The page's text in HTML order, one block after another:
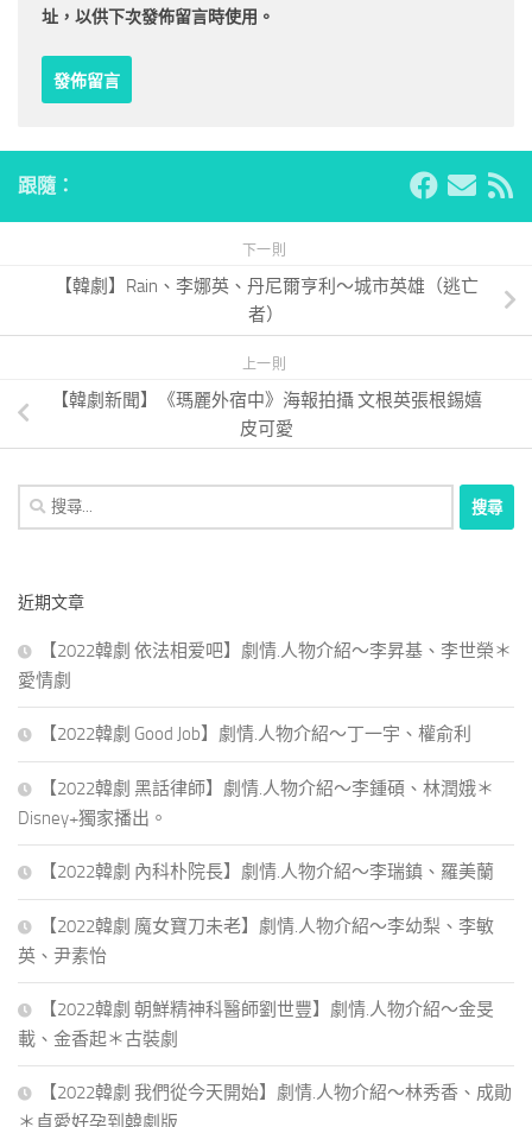
址，以供下次發佈留言時使用。
跟隨：
下一則
【韓劇】Rain、李娜英、丹尼爾亨利～城市英雄（逃亡
者）
上一則
【韓劇新聞】《瑪麗外宿中》海報拍攝 文根英張根錫嬉
皮可愛
搜
尋
字:
近期文章
【2022韓劇 依法相爱吧】劇情.人物介紹～李昇基、李世榮＊
愛情劇
【2022韓劇 Good Job】劇情.人物介紹～丁一宇、權俞利
【2022韓劇 黑話律師】劇情.人物介紹～李鍾碩、林潤娥＊
Disney+獨家播出。
【2022韓劇 內科朴院長】劇情.人物介紹～李瑞鎮、羅美蘭
【2022韓劇 魔女寶刀未老】劇情.人物介紹～李幼梨、李敏
英、尹素怡
【2022韓劇 朝鮮精神科醫師劉世豐】劇情.人物介紹～金旻
載、金香起＊古裝劇
【2022韓劇 我們從今天開始】劇情.人物介紹～林秀香、成勛
＊貞愛好孕到韓劇版